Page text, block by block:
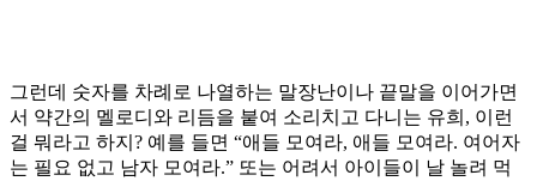
그런데 숫자를 차례로 나열하는 말장난이나 끝말을 이어가면
서 약간의 멜로디와 리듬을 붙여 소리치고 다니는 유희, 이런
걸 뭐라고 하지? 예를 들면 “애들 모여라, 애들 모여라. 여어자
는 필요 없고 남자 모여라.” 또는 어려서 아이들이 날 놀려 먹